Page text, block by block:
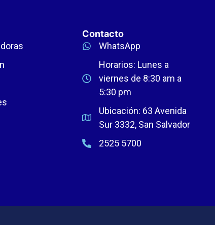
Contacto
WhatsApp
Horarios: Lunes a
viernes de 8:30 am a
5:30 pm
Ubicación: 63 Avenida
Sur 3332, San Salvador
2525 5700